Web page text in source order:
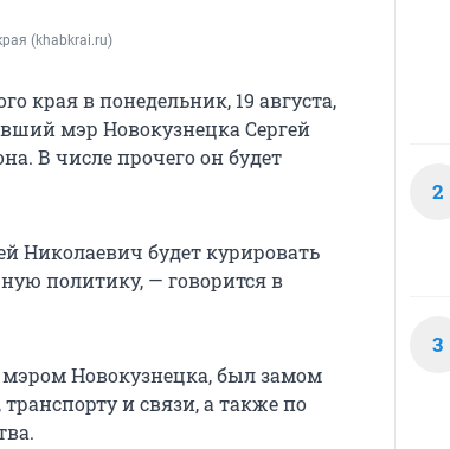
(khabkrai.ru)
края в понедельник, 19 августа,
мэр Новокузнецка Сергей
В числе прочего он будет
Николаевич будет курировать
политику, — говорится в
мэром Новокузнецка, был замом
и связи, а также по
2
3